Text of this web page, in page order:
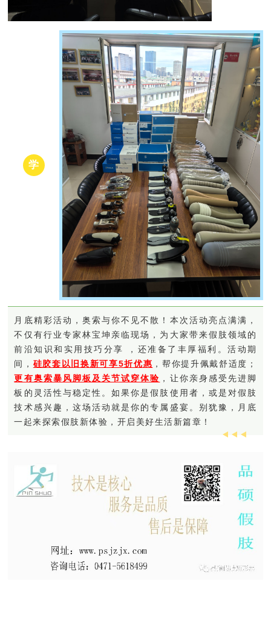
学
月底精彩活动，奥索与你不见不散！本次活动亮点满满，
不仅有行业专家林宝坤亲临现场，为大家带来假肢领域的
前沿知识和实用技巧分享 ，还准备了丰厚福利。活动期
间， 硅胶套以旧换新可享5折优惠 ，帮你提升佩戴舒适度；
更有奥索暴风脚板及关节试穿体验 ，让你亲身感受先进脚
板的灵活性与稳定性。如果你是假肢使用者，或是对假肢
技术感兴趣，这场活动就是你的专属盛宴。别犹豫，月底
一起来探索假肢新体验，开启美好生活新篇章！